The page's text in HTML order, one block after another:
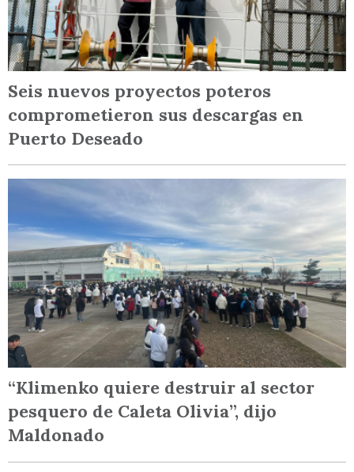
Seis nuevos proyectos poteros
comprometieron sus descargas en
Puerto Deseado
“Klimenko quiere destruir al sector
pesquero de Caleta Olivia”, dijo
Maldonado